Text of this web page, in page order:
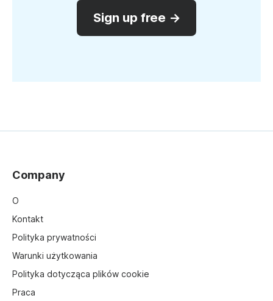
Sign up free →
Company
O
Kontakt
Polityka prywatności
Warunki użytkowania
Polityka dotycząca plików cookie
Praca